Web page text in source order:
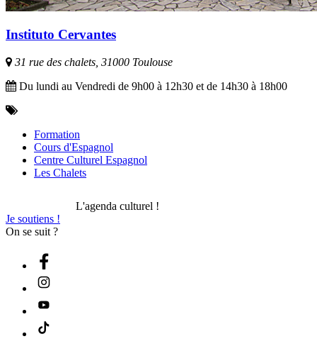
Instituto Cervantes
31 rue des chalets, 31000 Toulouse
Du lundi au Vendredi de 9h00 à 12h30 et de 14h30 à 18h00
Formation
Cours d'Espagnol
Centre Culturel Espagnol
Les Chalets
L'agenda culturel !
Je soutiens !
On se suit ?